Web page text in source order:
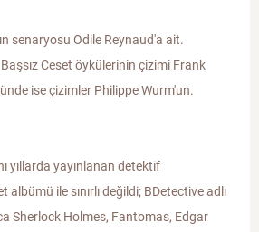
senaryosu Odile Reynaud'a ait.
Ceset öykülerinin çizimi Frank
ise çizimler Philippe Wurm'un.
yıllarda yayınlanan detektif
ile sınırlı değildi; BDetective adlı
Sherlock Holmes, Fantomas, Edgar